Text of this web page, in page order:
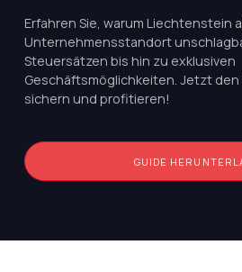
Erfahren Sie, warum Liechtenstein
Unternehmensstandort
Steuersätzen bis hin zu exklusiven
Geschäftsmöglichkeiten. Jetzt
sichern und profitieren!
GUIDE